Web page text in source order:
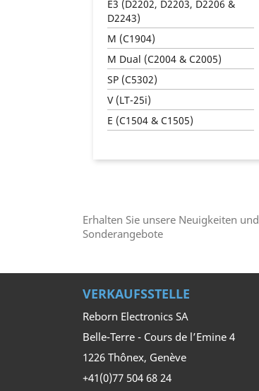
E3 (D2202, D2203, D2206 &
D2243)
M (C1904)
M Dual (C2004 & C2005)
SP (C5302)
V (LT-25i)
E (C1504 & C1505)
Erhalten Sie unsere Neuigkeiten und
Sonderangebote
VERKAUFSSTELLE
Reborn Electronics SA
Belle-Terre - Cours de l’Emine 4
1226 Thônex, Genève
+41(0)77 504 68 24